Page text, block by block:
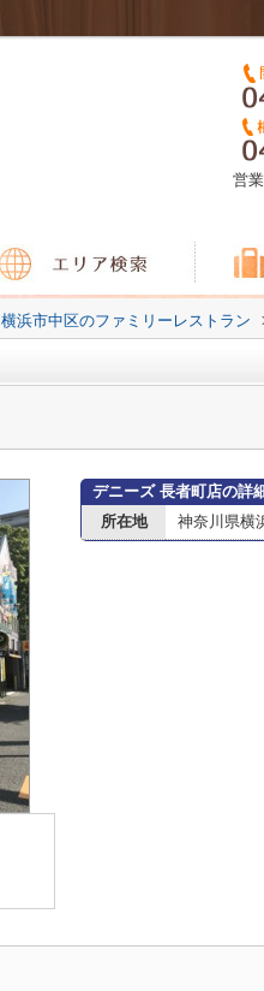
営
横浜市中区のファミリーレストラン
デニーズ 長者町店の詳
所在地
神奈川県横